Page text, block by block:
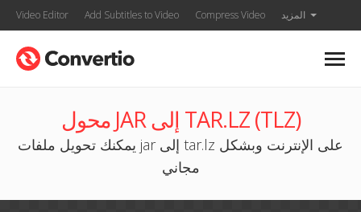
Video Editor Add Subtitles to Video Compress Video المزيد
محول JAR إلى TAR.LZ (TLZ)
يمكنك تحويل ملفات jar إلى tar.lz على الإنترنت وبشكل
مجاني